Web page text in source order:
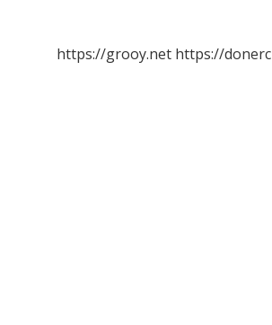
https://grooy.net https://